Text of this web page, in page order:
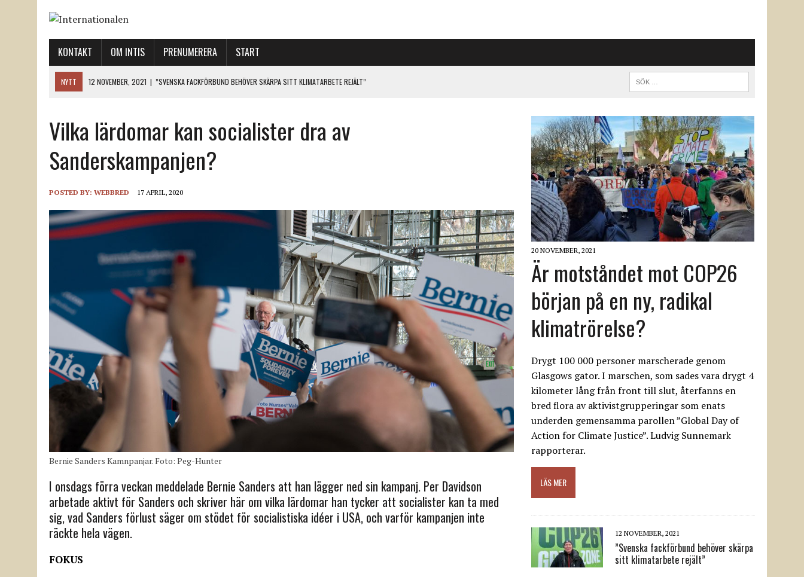
KONTAKT OM INTIS PRENUMERERA START
NYTT 12 NOVEMBER, 2021 | ”SVENSKA FACKFÖRBUND BEHÖVER SKÄRPA SITT KLIMATARBETE REJÄLT”
18 NOVEMBER, 2021
|
LO-LEDNINGEN GER UPP ETT LANDMÄRKE
12 NOVEMBER, 2021 | ETT STEG TILL VÄNSTER OCH TVÅ TILL HÖGER PÅ RIGGAD S-KONGRESS
12 NOVEMBER, 2021
| NÄR DE DÖDA TAR SIG RÖST
Vilka lärdomar kan socialister dra av
Sanderskampanjen?
POSTED BY: WEBBRED 17 APRIL, 2020
Bernie Sanders Kamnpanjar. Foto: Peg-Hunter
I onsdags förra veckan meddelade Bernie Sanders att han lägger ned sin kampanj. Per Davidson
arbetade aktivt för Sanders och skriver här om vilka lärdomar han tycker att socialister kan ta med
sig, vad Sanders förlust säger om stödet för socialistiska idéer i USA, och varför kampanjen inte
räckte hela vägen.
FOKUS
20 NOVEMBER, 2021
Är motståndet mot COP26
början på en ny, radikal
klimatrörelse?
Drygt 100 000 personer marscherade genom
Glasgows gator. I marschen, som sades vara drygt 4
kilometer lång från front till slut, återfanns en
bred flora av aktivistgrupperingar som enats
underden gemensamma parollen ”Global Day of
Action for Climate Justice”. Ludvig Sunnemark
rapporterar.
LÄS MER
12 NOVEMBER, 2021
”Svenska fackförbund behöver skärpa
sitt klimatarbete rejält”